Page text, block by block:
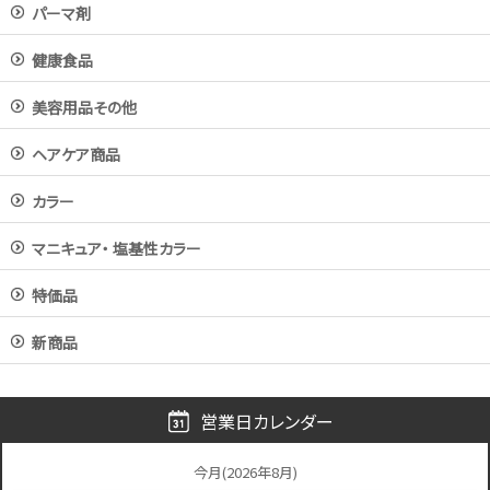
パーマ剤
健康食品
美容用品その他
ヘアケア商品
カラー
マニキュア・ 塩基性カラー
特価品
新商品
営業日カレンダー
今月(2026年8月)